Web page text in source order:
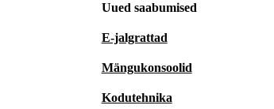
Uued saabumised
E-jalgrattad
Mängukonsoolid
Kodutehnika